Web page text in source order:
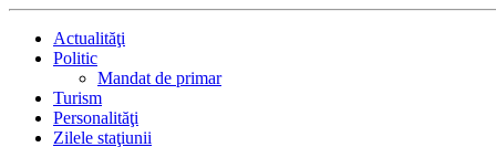
Actualităţi
Politic
Mandat de primar
Turism
Personalităţi
Zilele staţiunii